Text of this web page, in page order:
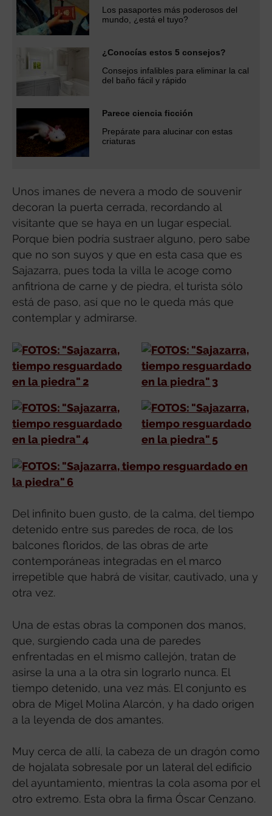
Los pasaportes más poderosos del
mundo, ¿está el tuyo?
¿Conocías estos 5 consejos?
Consejos infalibles para eliminar la cal
del baño fácil y rápido
Parece ciencia ficción
Prepárate para alucinar con estas
criaturas
Unos imanes de nevera a modo de souvenir
decoran la puerta cerrada, recordando al
visitante que se haya en un lugar especial.
Porque bien podría sustraer alguno, pero sabe
que no son suyos y que en esta casa que es
Sajazarra, pues toda la villa le acoge como
anfitriona de carne y de piedra, el turista sólo
está de paso, así que no le queda más que
contemplar y admirarse.
Del infinito buen gusto, de la calma, del tiempo
detenido entre sus paredes de roca, de los
balcones floridos, de las obras de arte
contemporáneas integradas en el marco
irrepetible que habrá de visitar, cautivado, una y
otra vez.
Una de estas obras la componen dos manos,
que, surgiendo cada una de paredes
enfrentadas en el mismo callejón, tratan de
asirse la una a la otra sin lograrlo nunca. El
tiempo detenido, una vez más. El conjunto es
obra de Migel Molina Alarcón, y ha dado origen
a la leyenda de dos amantes.
Muy cerca de allí, la cabeza de un dragón como
de hojalata sobresale por un lateral del edificio
del ayuntamiento, mientras la cola asoma por el
otro extremo. Esta obra la firma Óscar Cenzano.